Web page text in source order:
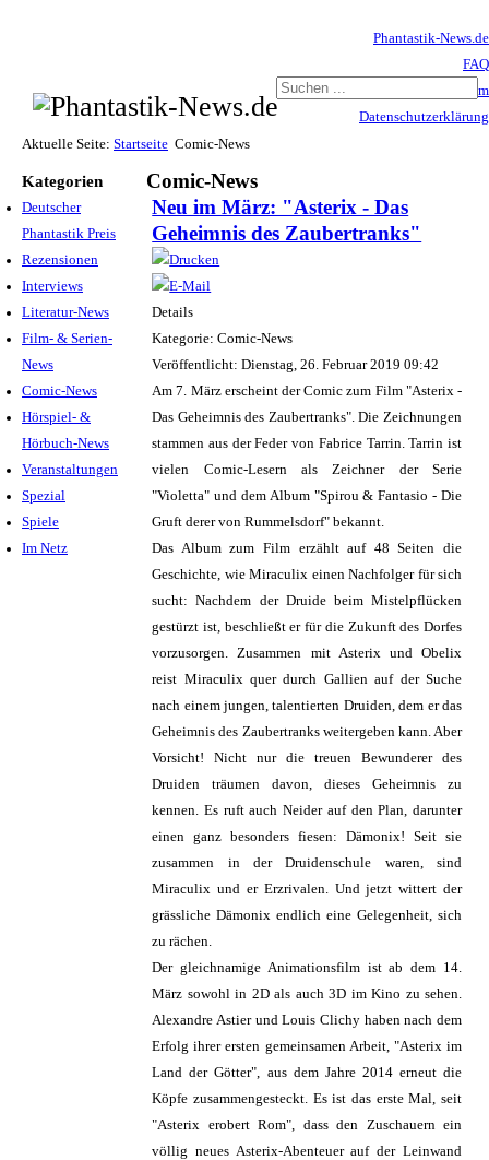
Phantastik-News.de
FAQ
Impressum
Datenschutzerklärung
Aktuelle Seite: Startseite Comic-News
Kategorien
Deutscher
Phantastik Preis
Rezensionen
Interviews
Literatur-News
Film- & Serien-
News
Comic-News
Hörspiel- &
Hörbuch-News
Veranstaltungen
Spezial
Spiele
Im Netz
Comic-News
Neu im März: "Asterix - Das
Geheimnis des Zaubertranks"
Details
Kategorie: Comic-News
Veröffentlicht: Dienstag, 26. Februar 2019 09:42
Am 7. März erscheint der Comic zum Film "Asterix -
Das Geheimnis des Zaubertranks". Die Zeichnungen
stammen aus der Feder von Fabrice Tarrin. Tarrin ist
vielen Comic-Lesern als Zeichner der Serie
"Violetta" und dem Album "Spirou & Fantasio - Die
Gruft derer von Rummelsdorf" bekannt.
Das Album zum Film erzählt auf 48 Seiten die
Geschichte, wie Miraculix einen Nachfolger für sich
sucht: Nachdem der Druide beim Mistelpflücken
gestürzt ist, beschließt er für die Zukunft des Dorfes
vorzusorgen. Zusammen mit Asterix und Obelix
reist Miraculix quer durch Gallien auf der Suche
nach einem jungen, talentierten Druiden, dem er das
Geheimnis des Zaubertranks weitergeben kann. Aber
Vorsicht! Nicht nur die treuen Bewunderer des
Druiden träumen davon, dieses Geheimnis zu
kennen. Es ruft auch Neider auf den Plan, darunter
einen ganz besonders fiesen: Dämonix! Seit sie
zusammen in der Druidenschule waren, sind
Miraculix und er Erzrivalen. Und jetzt wittert der
grässliche Dämonix endlich eine Gelegenheit, sich
zu rächen.
Der gleichnamige Animationsfilm ist ab dem 14.
März sowohl in 2D als auch 3D im Kino zu sehen.
Alexandre Astier und Louis Clichy haben nach dem
Erfolg ihrer ersten gemeinsamen Arbeit, "Asterix im
Land der Götter", aus dem Jahre 2014 erneut die
Köpfe zusammengesteckt. Es ist das erste Mal, seit
"Asterix erobert Rom", dass den Zuschauern ein
völlig neues Asterix-Abenteuer auf der Leinwand